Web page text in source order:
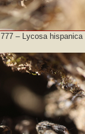
777 – Lycosa hispanica